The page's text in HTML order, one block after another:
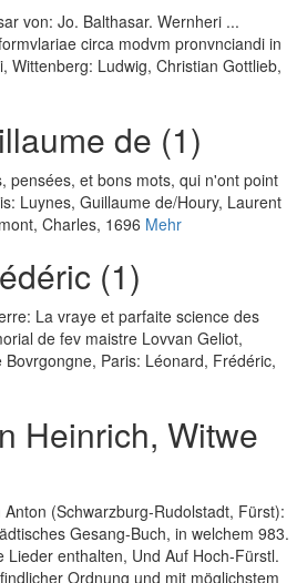
von: Jo. Balthasar. Wernheri ...
circa modvm pronvnciandi in
, Wittenberg: Ludwig, Christian Gottlieb,
de (1)
pensées, et bons mots, qui n'ont point
Luynes, Guillaume de/Houry, Laurent
Charles, 1696 Mehr
(1)
: La vraye et parfaite science des
de fev maistre Lovvan Geliot,
Bovrgongne, Paris: Léonard, Frédéric,
Heinrich, Witwe
Anton (Schwarzburg-Rudolstadt, Fürst):
Gesang-Buch, in welchem 983.
Lieder enthalten, Und Auf Hoch-Fürstl.
Ordnung und mit möglichstem